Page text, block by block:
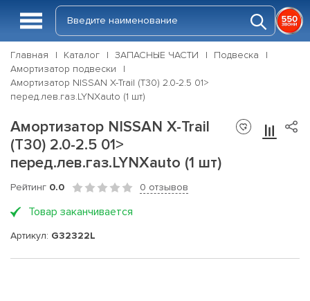
Главная Каталог ЗАПАСНЫЕ ЧАСТИ
Подвеска
Амортизатор подвески
Амортизатор NISSAN X-Trail (T30) 2.0-2.5 01>
перед.лев.газ.LYNXauto (1 шт)
Амортизатор NISSAN X-Trail
(T30) 2.0-2.5 01>
перед.лев.газ.LYNXauto (1 шт)
Рейтинг 0.0 0 отзывов
Товар заканчивается
Артикул: G32322L